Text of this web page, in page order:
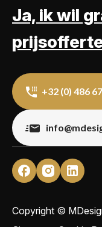
Ja, ik wil
+32 (0) 486
Copyright ©